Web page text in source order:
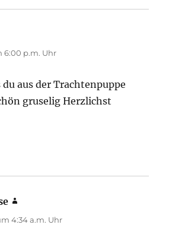
6:00 p.m. Uhr
du aus der Trachtenpuppe
gruselig Herzlichst
4:34 a.m. Uhr